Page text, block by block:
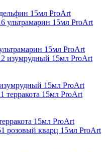
15мл ProArt
15мл ProArt
15мл ProArt
15мл ProArt